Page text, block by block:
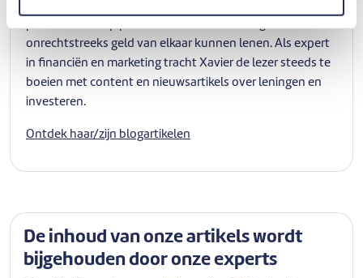
onrechtstreeks geld van elkaar kunnen lenen. Als expert
in financiën en marketing tracht Xavier de lezer steeds te
boeien met content en nieuwsartikels over leningen en
investeren.
Ontdek haar/zijn blogartikelen
De inhoud van onze artikels wordt
bijgehouden door onze experts